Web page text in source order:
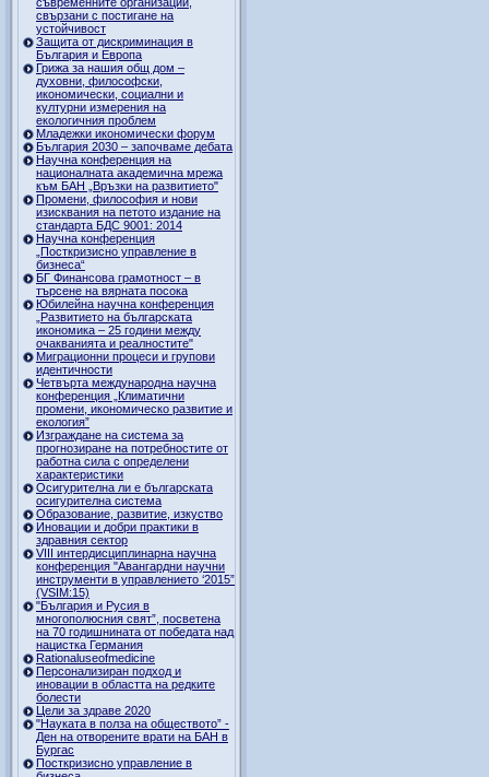
свързани с постигане на
устойчивост
Защита от дискриминация в
България и Европа
Грижа за нашия общ дом –
духовни, философски,
икономически, социални и
културни измерения на
екологичния проблем
Младежки икономически форум
България 2030 – започваме дебата
Научна конференция на
националната академична мрежа
към БАН „Връзки на развитието"
Промени, философия и нови
изисквания на петото издание на
стандарта БДС 9001: 2014
Научна конференция
„Посткризисно управление в
бизнеса“
БГ Финансова грамотност – в
търсене на вярната посока
Юбилейна научна конференция
„Развитието на българската
икономика – 25 години между
очакванията и реалностите"
Миграционни процеси и групови
идентичности
Четвърта международна научна
конференция „Климатични
промени, икономическо развитие и
екология”
Изграждане на система за
прогнозиране на потребностите от
работна сила с определени
характеристики
Осигурителна ли е българската
осигурителна система
Образование, развитие, изкуство
Иновации и добри практики в
здравния сектор
VIII интердисциплинарна научна
конференция "Авангардни научни
инструменти в управлението ‘2015”
(VSIM:15)
"България и Русия в
многополюсния свят”, посветена
на 70 годишнината от победата над
нацистка Германия
Rationaluseofmedicine
Персонализиран подход и
иновации в областта на редките
болести
Цели за здраве 2020
"Науката в полза на обществото” -
Ден на отворените врати на БАН в
Бургас
Посткризисно управление в